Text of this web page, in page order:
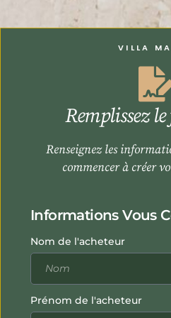
VILLA
Remplissez
Renseignez les
commencer à créer
Informations Vous
Nom de l'acheteur
Prénom de l'acheteur